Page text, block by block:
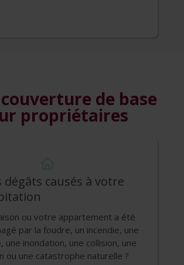
de base
propriétaires
dégâts causés à votre
ou votre appartement a été
par la foudre, un incendie, une
une inondation, une collision, une
ou une catastrophe naturelle ?